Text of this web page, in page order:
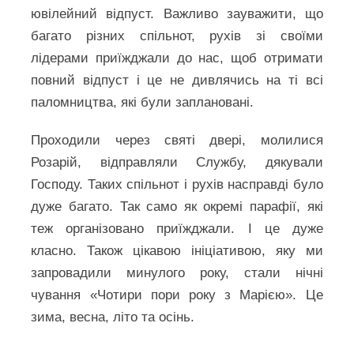
ювілейний відпуст. Важливо зауважити, що
багато різних спільнот, рухів зі своїми
лідерами приїжджали до нас, щоб отримати
повний відпуст і це не дивлячись на ті всі
паломництва, які були заплановані.
Проходили через святі двері, молилися
Розарій, відправляли Службу, дякували
Господу. Таких спільнот і рухів насправді було
дуже багато. Так само як окремі парафії, які
теж організовано приїжджали. І це дуже
класно. Також цікавою ініціативою, яку ми
запровадили минулого року, стали нічні
чування «Чотири пори року з Марією». Це
зима, весна, літо та осінь.